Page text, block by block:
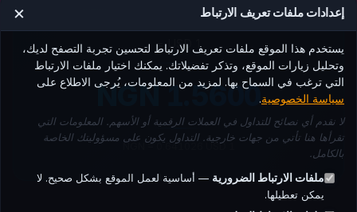
1 USD =
1.5600 NGN
إعدادات ملفات تعريف الارتباط ×
يستخدم هذا الموقع ملفات تعريف الارتباط لتحسين تجربة التصفح لديك،
وتحليل زيارات الموقع، وتذكر تفضيلاتك. يمكنك اختيار ملفات الارتباط
التي ترغب في السماح بها. لمزيد من المعلومات، يُرجى الاطلاع على
سياسة الخصوصية.
لا نقدم أي نصائح للتداول في العملات الرقمية أو الأسهم. المعلومات التي
تقرأها هنا تأتي من جهات خارجية. التداول يكون على مسؤوليتك الخاصة
بالكامل.
ملفات الارتباط الضرورية — أساسية لعمل الموقع بشكل صحيح. لا
يمكن تعطيلها.